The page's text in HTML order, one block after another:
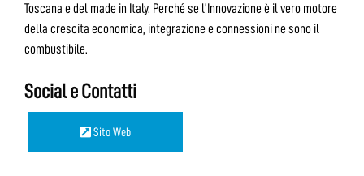
Toscana e del made in Italy. Perché se l’Innovazione è il vero motore
della crescita economica, integrazione e connessioni ne sono il
combustibile.
Social e Contatti
Sito Web